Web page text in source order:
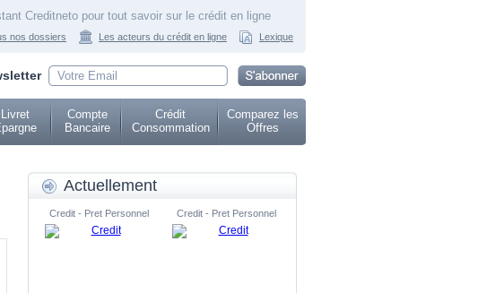
Creditneto pour tout savoir sur le crédit en ligne
nos dossiers Les acteurs du crédit en ligne Lexique
Livret
Compte
Bancaire
Crédit
Consommation
Comparez les
Offres
Actuellement
Credit - Pret Personnel Credit - Pret Personnel